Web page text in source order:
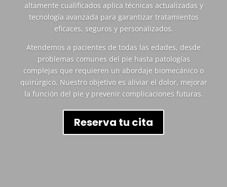
altamente cualificados aplica técnicas actualizadas y
tecnología avanzada para garantizar tratamientos
eficaces, seguros y personalizados.
Atendemos a pacientes de todas las edades, desde
problemas comunes del pie hasta patologías
complejas que requieren un abordaje biomecánico o
quirúrgico. Nuestro objetivo es aliviar el dolor, mejorar
la función del pie y prevenir complicaciones futuras.
Reserva tu cita